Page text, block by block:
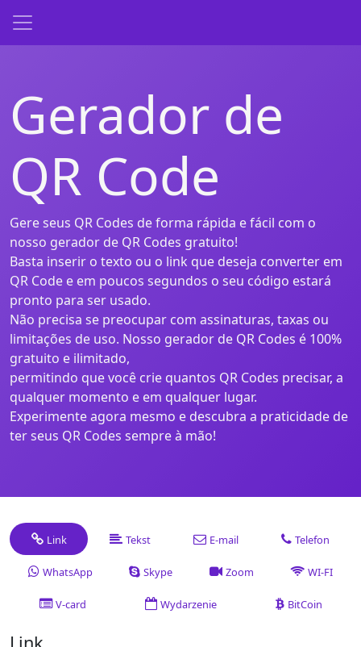
Gerador de
QR Code
Gere seus QR Codes de forma rápida e fácil com o
nosso gerador de QR Codes gratuito!
Basta inserir o texto ou o link que deseja converter em
QR Code e em poucos segundos o seu código estará
pronto para ser usado.
Não precisa se preocupar com assinaturas, taxas ou
limitações de uso. Nosso gerador de QR Codes é 100%
gratuito e ilimitado,
permitindo que você crie quantos QR Codes precisar, a
qualquer momento e em qualquer lugar.
Experimente agora mesmo e descubra a praticidade de
ter seus QR Codes sempre à mão!
Link Tekst E-mail Telefon
WhatsApp Skype Zoom WI-FI
V-card Wydarzenie BitCoin